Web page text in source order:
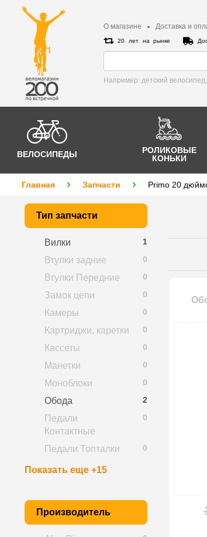
О магазине Доставка и
20 лет на рынке
Например: детский
ВЕЛОСИПЕДЫ
РОЛИКОВЫЕ
КОНЬКИ
Главная Запчасти Primo 20
Тип запчасти
1
Вилки
0
Втулки задние
0
Втулки Передние
0
Замок цепи
0
Камеры
0
Картриджи, каретки
0
Кассеты
0
Манетки
0
Моноблоки
2
Обода
0
Педали
Контактные
0
Педали Топталки
Показать еще +15
Производитель